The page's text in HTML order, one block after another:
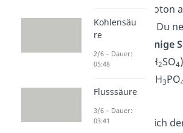
mehrmals ein Proton
Säure reagieren. Du
mehrprotonige
Schwefelsäure (H2SO4
Phosphorsäure (H3PO
dafür.
Allgemein lässt sich
Kohlensäu
re
2/6 – Dauer:
05:48
Flusssäure
3/6 – Dauer:
03:41